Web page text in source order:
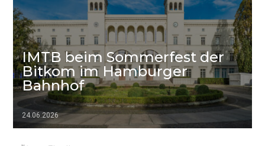
IMTB beim Sommerfest der
Bitkom im Hamburger
Bahnhof
24.06.2026